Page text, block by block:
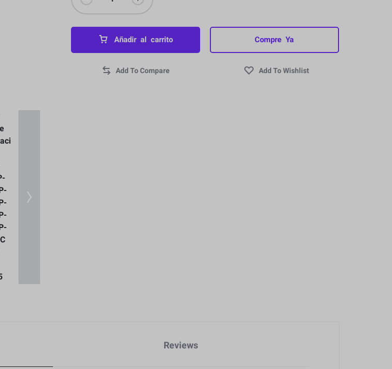
Añadir al carrito Compre Ya
Reviews